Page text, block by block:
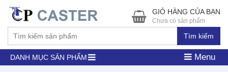
Tìm kiếm
GIỎ HÀNG CỦA BẠN
Chưa có sản phẩm
DANH MỤC SẢN PHẨM Menu